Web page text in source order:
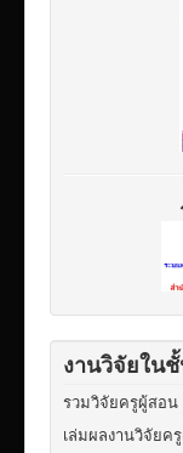
งานวิจัยใน
รวมวิจัยครูผู้สอน
เล่มผลงานวิจัยค